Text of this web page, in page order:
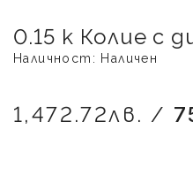
0.15 к Колие с
Наличност: Наличен
1,472.72лв. /